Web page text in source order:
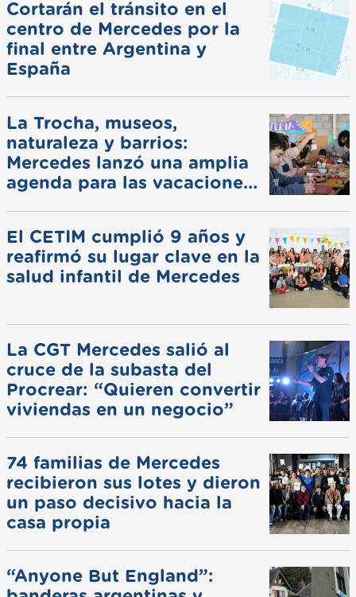
Cortarán el tránsito en el
centro de Mercedes por la
final entre Argentina y
España
La Trocha, museos,
naturaleza y barrios:
Mercedes lanzó una amplia
agenda para las vacaciones
El CETIM cumplió 9 años y
reafirmó su lugar clave en la
salud infantil de Mercedes
La CGT Mercedes salió al
cruce de la subasta del
Procrear: “Quieren convertir
viviendas en un negocio”
74 familias de Mercedes
recibieron sus lotes y dieron
un paso decisivo hacia la
casa propia
“Anyone But England”: